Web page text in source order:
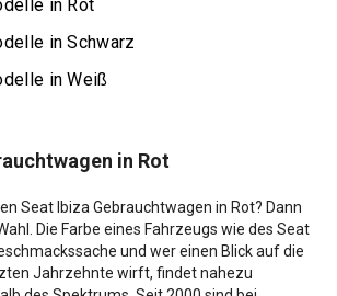
in Rot
in Schwarz
in Weiß
in Rot
Seat Ibiza Gebrauchtwagen in Rot? Dann
Die Farbe eines Fahrzeugs wie des Seat
und wer einen Blick auf die
Jahrzehnte wirft, findet nahezu